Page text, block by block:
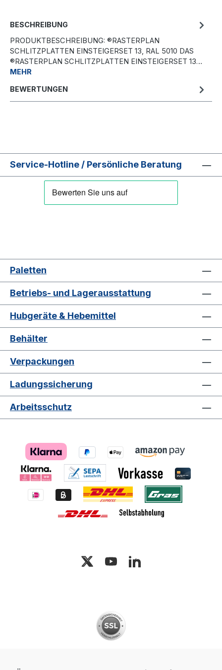
BESCHREIBUNG
PRODUKTBESCHREIBUNG: ®RASTERPLAN
SCHLITZPLATTEN EINSTEIGERSET 13, RAL 5010 DAS
®RASTERPLAN SCHLITZPLATTEN EINSTEIGERSET 13…
MEHR
BEWERTUNGEN
Service-Hotline / Persönliche Beratung
Paletten
Betriebs- und Lagerausstattung
Hubgeräte & Hebemittel
Behälter
Verpackungen
Ladungssicherung
Arbeitsschutz